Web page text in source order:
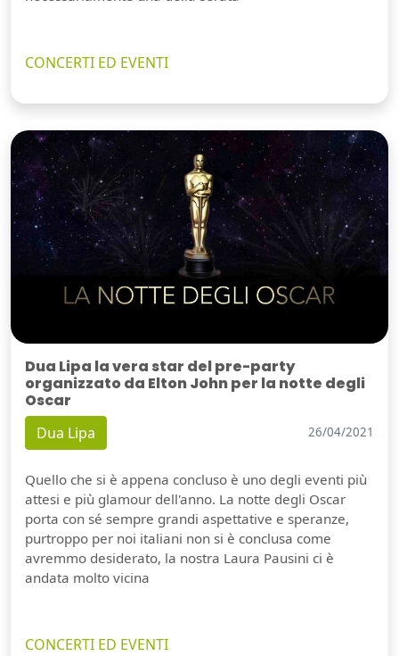
CONCERTI ED EVENTI
Dua Lipa la vera star del pre-party
organizzato da Elton John per la notte degli
Oscar
Dua Lipa 26/04/2021
Quello che si è appena concluso è uno degli eventi più
attesi e più glamour dell'anno. La notte degli Oscar
porta con sé sempre grandi aspettative e speranze,
purtroppo per noi italiani non si è conclusa come
avremmo desiderato, la nostra Laura Pausini ci è
andata molto vicina
CONCERTI ED EVENTI